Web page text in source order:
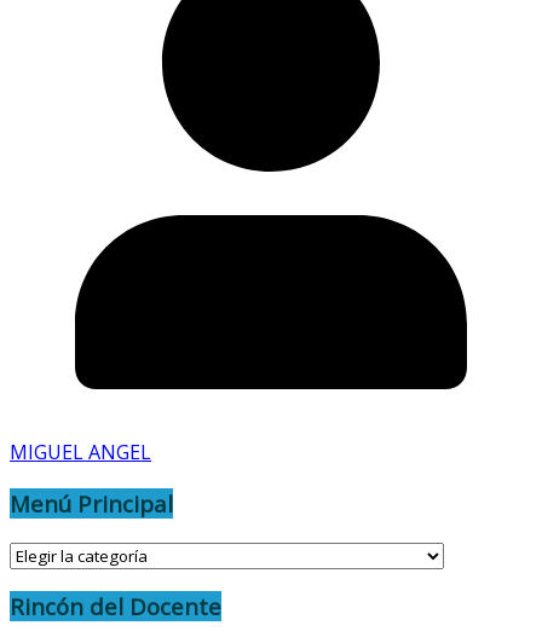
MIGUEL ANGEL
Menú Principal
Menú
Rincón del Docente